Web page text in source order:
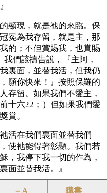
顯現，就是祂的來臨。保
冕為我存留，就是主，那
的；不但賞賜我，也賞賜
們該禱告說，『主阿，
裏面，並替我活，但我仍
願你快來！』按照保羅的
存留。如果我們不愛主，
十六22；）但如果我們愛
賞。
活在我們裏面並替我們
使祂能得著彰顯。我們若
，我停下我一切的作為，
面並替我活。』
－A 購書